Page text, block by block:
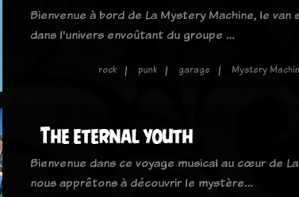
Bienvenue à bord de La Mystery Machine, le
dans l'univers envoûtant du groupe …
rock punk garage Mystery
The eternal youth
Bienvenue dans ce voyage musical au cœur de
nous apprêtons à découvrir le mystère…